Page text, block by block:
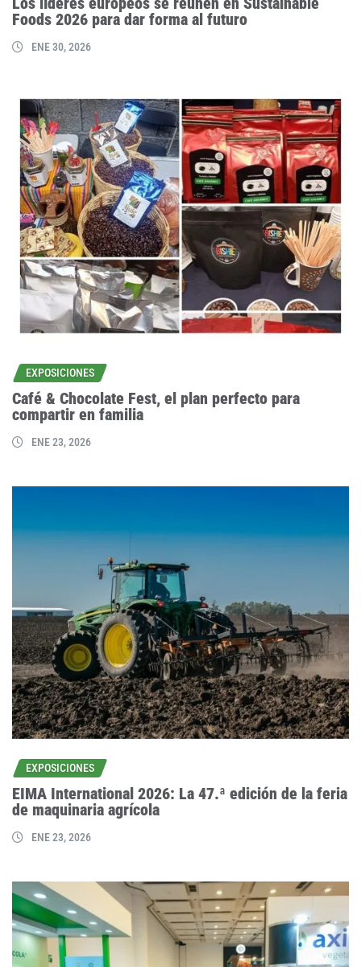
Foods 2026 para dar forma al futuro
ENE 30, 2026
EXPOSICIONES
Café & Chocolate Fest, el plan perfecto para
compartir en familia
ENE 23, 2026
EXPOSICIONES
EIMA International 2026: La 47.ª edición de la feria
de maquinaria agrícola
ENE 23, 2026